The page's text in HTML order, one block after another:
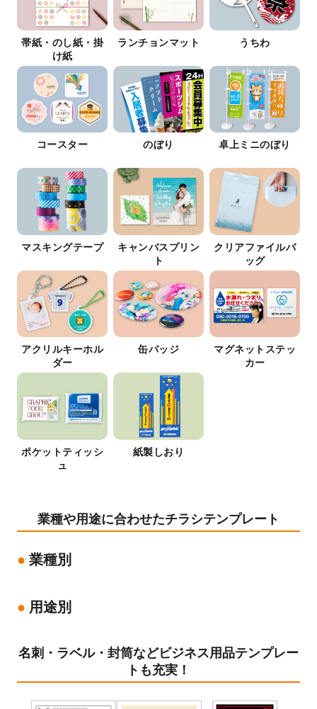
帯紙・のし紙・掛
け紙
ランチョンマット うちわ
コースター のぼり 卓上ミニのぼり
マスキングテープ
キャンバスプリン
ト
クリアファイルバ
ッグ
アクリルキーホル
ダー
缶バッジ
マグネットステッ
カー
ポケットティッシ
ュ
紙製しおり
業種や用途に合わせたチラシテンプレート
業種別
用途別
名刺・ラベル・封筒などビジネス用品テンプレー
トも充実！